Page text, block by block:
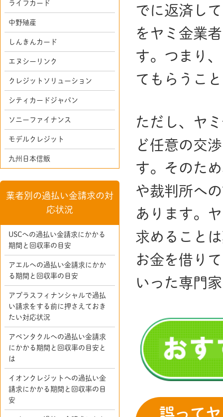
でに返済し
をヤミ金業
す。つまり
てもらうこ
ただし、ヤ
ど任意の交
す。そのた
や裁判所へ
あります。
求めること
お金を借り
いった専門
誤って
ライフカード
中野殖産
しんきんカード
エヌシーリンク
クレジットソリューション
シティカードジャパン
ソニーファイナンス
モデルクレジット
九州日本信販
業者別の過払い金請求の対
応状況
USCへの過払い金請求にかかる
期間と回収率の目安
アエルへの過払い金請求にかか
る期間と回収率の目安
アプラスフィナンシャルで過払
い請求をする前に押さえておき
たい対応状況
アペンタクルへの過払い金請求
にかかる期間と回収率の目安と
は
イオンクレジットへの過払い金
請求にかかる期間と回収率の目
安